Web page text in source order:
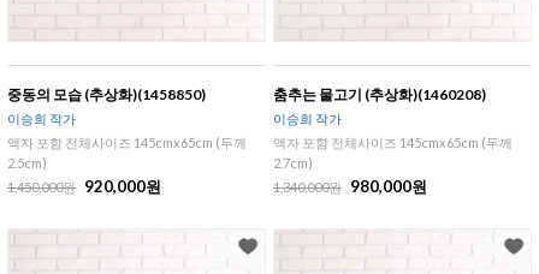
중동의 모습 (추상화)(1458850)
이승희 작가
액자 포함 전체사이즈 145cmx65cm (두께
2.5cm)
1,450,000원
920,000원
춤추는 물고기 (추상화)(1460208)
이승희 작가
액자 포함 전체사이즈 145cmx65cm (두께
2.7cm)
1,340,000원
980,000원